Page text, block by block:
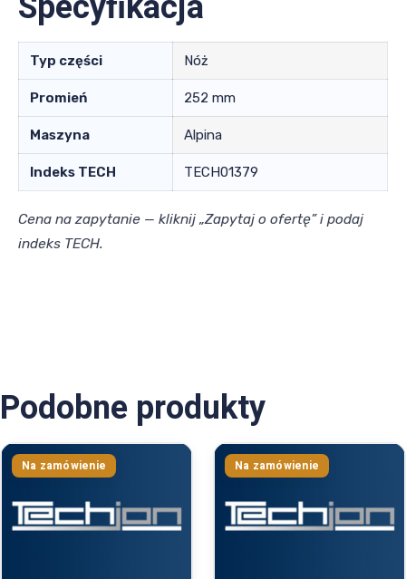
Typ części Nóż
Promień 252 mm
Maszyna Alpina
Indeks TECH TECH01379
Cena na zapytanie — kliknij „Zapytaj o ofertę” i podaj
indeks TECH.
Podobne produkty